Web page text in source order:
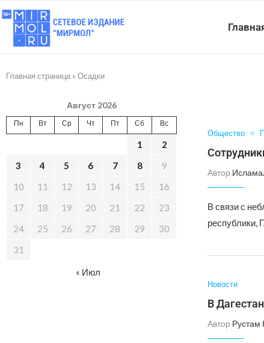
Главная страница » Осадки
Общество
Автор
В связи с
республики,
Новости
В
Автор Рустам
Август 2026
Пн Вт Ср Чт Пт Сб Вс
1
2
3
4 5 6 7 8
9
10
11 12 13 14 15
16
17
18 19 20 21 22
23
24
25 26 27 28 29
30
31
« Июл